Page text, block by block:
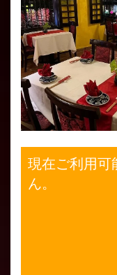
現在ご利用可
ん。